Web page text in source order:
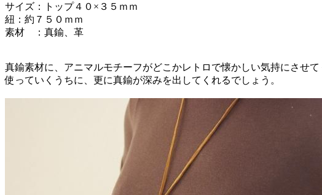
サイズ：トップ４０×３５ｍｍ
紐：約７５０ｍｍ
素材 ：真鍮、革
真鍮素材に、アニマルモチーフがどこかレトロで懐かしい気持にさせて
使っていくうちに、更に真鍮が深みを出してくれるでしょう。